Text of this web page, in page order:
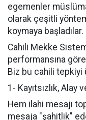
egemenler
olarak çeşitli
koymaya başladılar.
Cahili Mekke
performansına
Biz bu cahili tepkiyi
1- Kayıtsızlık, Alay
Hem ilahi mesajı
mesaja "şahitlik"